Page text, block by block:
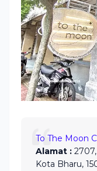
To The Moon
Alamat :
Kota Bharu,